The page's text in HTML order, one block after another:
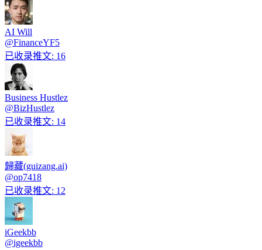
AI Will
@FinanceYF5
已收录推文: 16
Business Hustlez
@BizHustlez
已收录推文: 14
歸藏(guizang.ai)
@op7418
已收录推文: 12
iGeekbb
@igeekbb